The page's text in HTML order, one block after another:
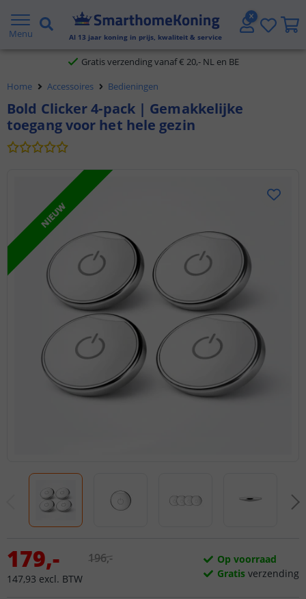
Menu Al 13 jaar koning in prijs, kwaliteit & service
2 jaar garantie
Gratis verzending vanaf € 20,- NL en BE
Klantbeoordeling 9.1
Voor 23:45 uur besteld,morgen in huis
Home Accessoires Bedieningen
Bold Clicker 4-pack | Gemakkelijke
toegang voor het hele gezin
NIEUW
179,-
147,93 excl. BTW
196,-
Op voorraad
Gratis verzending